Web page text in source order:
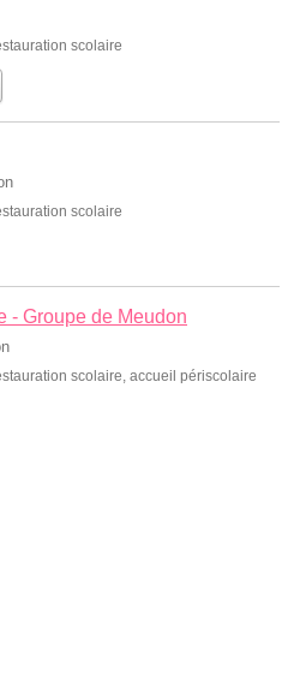
scolaire
scolaire
- Groupe de Meudon
scolaire, accueil périscolaire